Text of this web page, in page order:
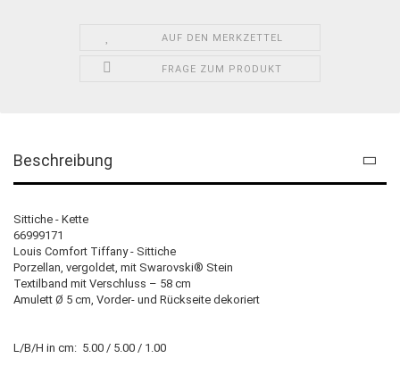
AUF DEN MERKZETTEL
FRAGE ZUM PRODUKT
Beschreibung
Sittiche - Kette
66999171
Louis Comfort Tiffany - Sittiche
Porzellan, vergoldet, mit Swarovski® Stein
Textilband mit Verschluss – 58 cm
Amulett Ø 5 cm, Vorder- und Rückseite dekoriert
L/B/H in cm: 5.00 / 5.00 / 1.00